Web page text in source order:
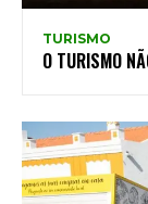
TURISMO
O TURISMO